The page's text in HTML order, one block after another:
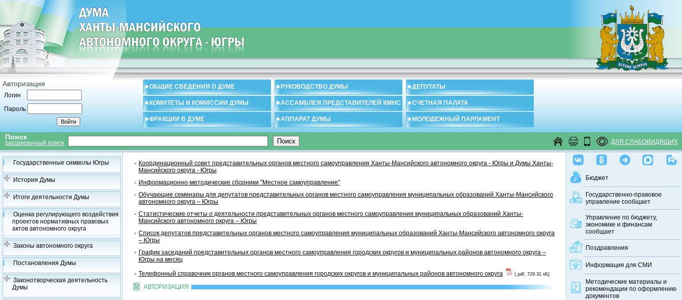
Авторизация
Логин
Пароль
ОБЩИЕ СВЕДЕНИЯ О ДУМЕ РУКОВОДСТВО ДУМЫ ДЕПУТАТЫ
КОМИТЕТЫ И КОМИССИИ ДУМЫ АССАМБЛЕЯ ПРЕДСТАВИТЕЛЕЙ КМНС СЧЕТНАЯ ПАЛАТА
ФРАКЦИИ В ДУМЕ АППАРАТ ДУМЫ МОЛОДЕЖНЫЙ ПАРЛАМЕНТ
Поиск
расширенный поиск ДЛЯ СЛАБОВИДЯЩИХ
Государственные символы Югры
История Думы
Итоги деятельности Думы
Оценка регулирующего воздействия
проектов нормативных правовых
актов автономного округа
Законы автономного округа
Постановления Думы
Законотворческая деятельность
Думы
Бюджет
Государственно-правовое
управление сообщает
Управление по бюджету,
экономике и финансам
сообщает
Поздравления
Информация для СМИ
Методические материалы и
рекомендации по оформлению
документов
Координационный совет представительных органов местного самоуправления Ханты-Мансийского автономного округа - Югры и Думы Ханты-
Мансийского округа - Югры
Информационно-методические сборники "Местное самоуправление"
Обучающие семинары для депутатов представительных органов местного самоуправления муниципальных образований Ханты-Мансийского
автономного округа – Югры
Статистические отчеты о деятельности представительных органов местного самоуправления муниципальных образований Ханты-
Мансийского автономного округа – Югры
Список депутатов представительных органов местного самоуправления муниципальных образований Ханты-Мансийского автономного округа
– Югры
График заседаний представительных органов местного самоуправления городских округов и муниципальных районов автономного округа –
Югры на месяц
Телефонный справочник органов местного самоуправления городских округов и муниципальных районов автономного округа
(.pdf, 729.31 кБ)
АВТОРИЗАЦИЯ